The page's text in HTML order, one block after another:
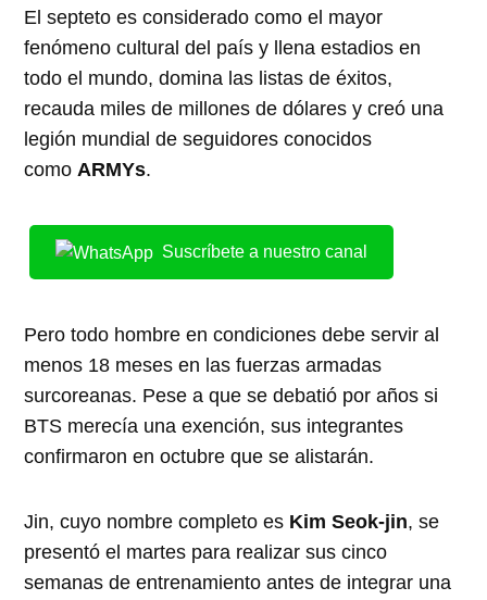
El septeto es considerado como el mayor
fenómeno cultural del país y llena estadios en
todo el mundo, domina las listas de éxitos,
recauda miles de millones de dólares y creó una
legión mundial de seguidores conocidos
como ARMYs.
Suscríbete a nuestro canal
Pero todo hombre en condiciones debe servir al
menos 18 meses en las fuerzas armadas
surcoreanas. Pese a que se debatió por años si
BTS merecía una exención, sus integrantes
confirmaron en octubre que se alistarán.
Jin, cuyo nombre completo es Kim Seok-jin, se
presentó el martes para realizar sus cinco
semanas de entrenamiento antes de integrar una